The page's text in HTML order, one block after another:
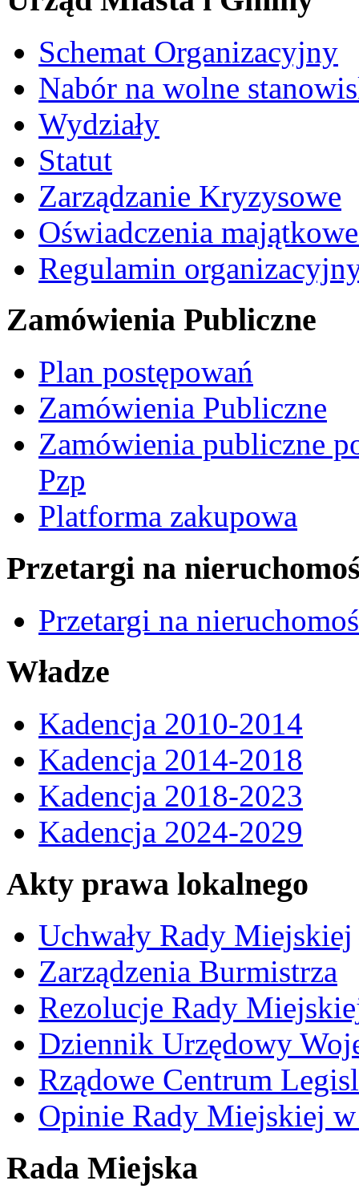
Schemat Organizacyjny
Nabór na wolne
Wydziały
Statut
Zarządzanie Kryzysowe
Oświadczenia
Regulamin
Zamówienia Publiczne
Plan postępowań
Zamówienia Publiczne
Zamówienia publiczne
Pzp
Platforma zakupowa
Przetargi na
Przetargi na
Władze
Kadencja 2010-2014
Kadencja 2014-2018
Kadencja 2018-2023
Kadencja 2024-2029
Akty prawa lokalnego
Uchwały Rady Miejskiej
Zarządzenia Burmistrza
Rezolucje Rady
Dziennik Urzędowy
Rządowe Centrum
Opinie Rady Miejskiej w
Rada Miejska